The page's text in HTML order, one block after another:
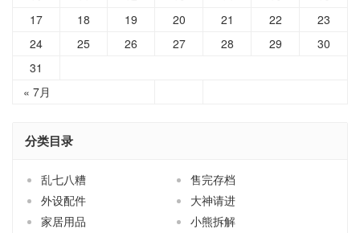
« 7月
17
18 19 20 21 22
23
24
25 26 27 28 29
30
31
分类目录
乱七八糟
售完存档
外设配件
大神请进
家居用品
小熊拆解